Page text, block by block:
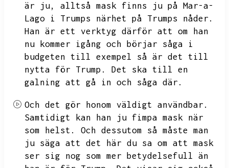
är ju,
alltså mask finns ju på Mar-a-
Lago i Trumps närhet på Trumps nåder.
Han är ett verktyg därför att om han
nu kommer igång och börjar såga i
budgeten till exempel så är det till
nytta för Trump.
Det ska till en
galning att gå in och såga där.
Och det gör honom väldigt användbar.
Samtidigt kan han ju fimpa mask när
som helst.
Och dessutom så måste man
ju säga att det här du sa om att mask
ser sig nog som mer betydelsefull än